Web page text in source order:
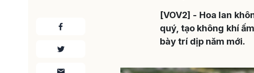
[VOV2] - Hoa lan
quý, tạo không khí
bày trí dịp năm mới.